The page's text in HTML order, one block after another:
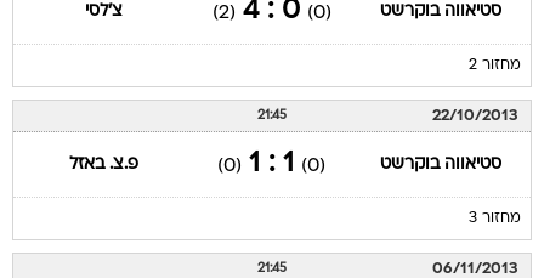
סטיאווה בוקרשט (0)
0 : 4
(2) צ'לסי
מחזור 2
22/10/2013
21:45
סטיאווה בוקרשט (0)
1 : 1
(0) פ.צ. באזל
מחזור 3
06/11/2013
21:45